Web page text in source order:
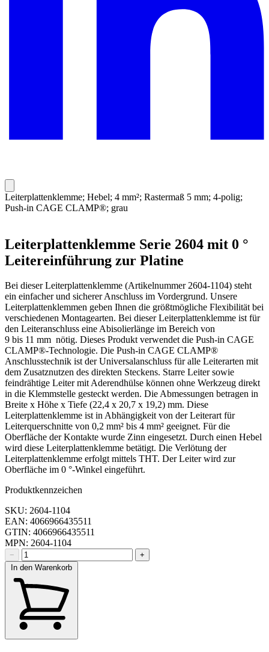
Leiterplattenklemme; Hebel; 4 mm²; Rastermaß 5 mm; 4-polig;
Push-in CAGE CLAMP®; grau
Leiterplattenklemme Serie 2604 mit 0 °
Leitereinführung zur Platine
Bei dieser Leiterplattenklemme (Artikelnummer 2604-1104) steht
ein einfacher und sicherer Anschluss im Vordergrund. Unsere
Leiterplattenklemmen geben Ihnen die größtmögliche Flexibilität bei
verschiedenen Montagearten. Bei dieser Leiterplattenklemme ist für
den Leiteranschluss eine Abisolierlänge im Bereich von
9 bis 11 mm nötig. Dieses Produkt verwendet die Push-in CAGE
CLAMP®-Technologie. Die Push-in CAGE CLAMP®
Anschlusstechnik ist der Universalanschluss für alle Leiterarten mit
dem Zusatznutzen des direkten Steckens. Starre Leiter sowie
feindrähtige Leiter mit Aderendhülse können ohne Werkzeug direkt
in die Klemmstelle gesteckt werden. Die Abmessungen betragen in
Breite x Höhe x Tiefe (22,4 x 20,7 x 19,2) mm. Diese
Leiterplattenklemme ist in Abhängigkeit von der Leiterart für
Leiterquerschnitte von 0,2 mm² bis 4 mm² geeignet. Für die
Oberfläche der Kontakte wurde Zinn eingesetzt. Durch einen Hebel
wird diese Leiterplattenklemme betätigt. Die Verlötung der
Leiterplattenklemme erfolgt mittels THT. Der Leiter wird zur
Oberfläche im 0 °-Winkel eingeführt.
Produktkennzeichen
SKU: 2604-1104
EAN: 4066966435511
GTIN: 4066966435511
MPN: 2604-1104
−
+
In den Warenkorb